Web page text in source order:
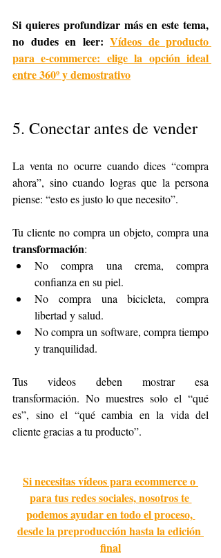
Si quieres profundizar más en este tema,
no dudes en leer: Vídeos de producto
para e-commerce: elige la opción ideal
entre 360º y demostrativo
5. Conectar antes de vender
La venta no ocurre cuando dices “compra
ahora”, sino cuando logras que la persona
piense: “esto es justo lo que necesito”.
transformación:
No compra una crema, compra
confianza en su piel.
No compra una bicicleta, compra
libertad y salud.
No compra un software, compra tiempo
y tranquilidad.
Tus videos deben mostrar esa
transformación. No muestres solo el “qué
es”, sino el “qué cambia en la vida del
cliente gracias a tu producto”.
Si necesitas vídeos para ecommerce o
para tus redes sociales, nosotros te
podemos ayudar en todo el proceso,
desde la preproducción hasta la edición
final